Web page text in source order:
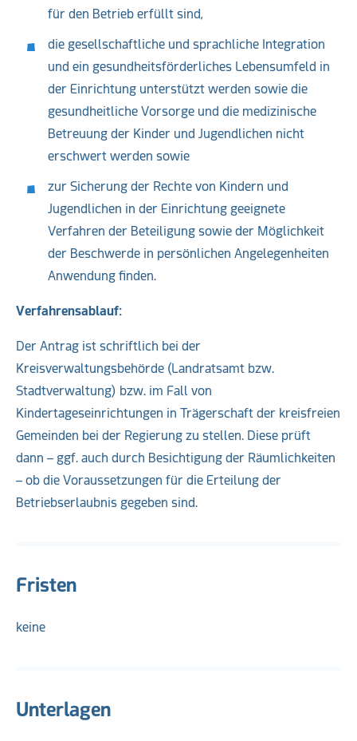
für den Betrieb erfüllt sind,
die gesellschaftliche und sprachliche Integration
und ein gesundheitsförderliches Lebensumfeld in
der Einrichtung unterstützt werden sowie die
gesundheitliche Vorsorge und die medizinische
Betreuung der Kinder und Jugendlichen nicht
erschwert werden sowie
zur Sicherung der Rechte von Kindern und
Jugendlichen in der Einrichtung geeignete
Verfahren der Beteiligung sowie der Möglichkeit
der Beschwerde in persönlichen Angelegenheiten
Anwendung finden.
Verfahrensablauf:
Der Antrag ist schriftlich bei der
Kreisverwaltungsbehörde (Landratsamt bzw.
Stadtverwaltung) bzw. im Fall von
Kindertageseinrichtungen in Trägerschaft der kreisfreien
Gemeinden bei der Regierung zu stellen. Diese prüft
dann – ggf. auch durch Besichtigung der Räumlichkeiten
– ob die Voraussetzungen für die Erteilung der
Betriebserlaubnis gegeben sind.
Fristen
keine
Unterlagen